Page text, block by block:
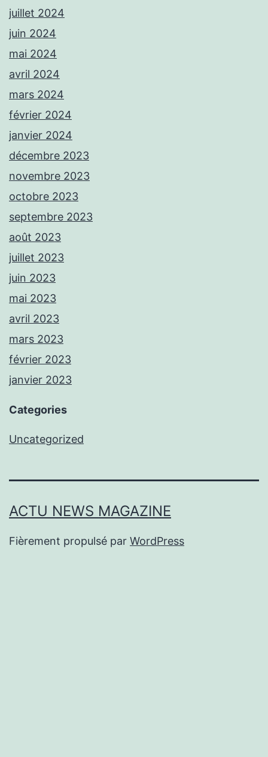
juillet 2024
juin 2024
mai 2024
avril 2024
mars 2024
février 2024
janvier 2024
décembre 2023
novembre 2023
octobre 2023
septembre 2023
août 2023
juillet 2023
juin 2023
mai 2023
avril 2023
mars 2023
février 2023
janvier 2023
Categories
Uncategorized
ACTU NEWS MAGAZINE
Fièrement propulsé par WordPress